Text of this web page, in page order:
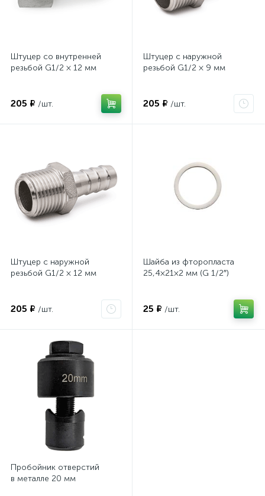
Штуцер со внутренней
резьбой G1/2 × 12 мм
205 ₽ /шт.
Штуцер с наружной
резьбой G1/2 × 9 мм
205 ₽ /шт.
Штуцер с наружной
резьбой G1/2 × 12 мм
205 ₽ /шт.
Шайба из фторопласта
25,4×21×2 мм (G 1/2″)
25 ₽ /шт.
Пробойник отверстий
в металле 20 мм